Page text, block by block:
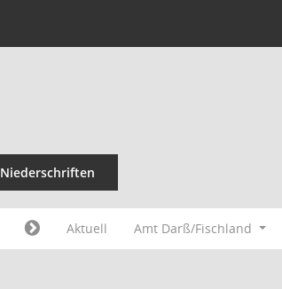
Niederschriften
Aktuell Amt Darß/Fischland